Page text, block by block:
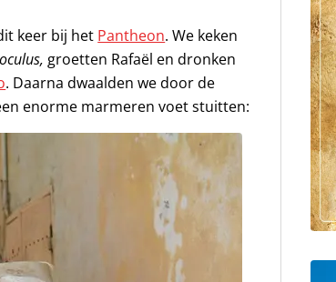
keer bij het Pantheon. We keken
oculus, groetten Rafaël en dronken
. Daarna dwaalden we door de
enorme marmeren voet stuitten: